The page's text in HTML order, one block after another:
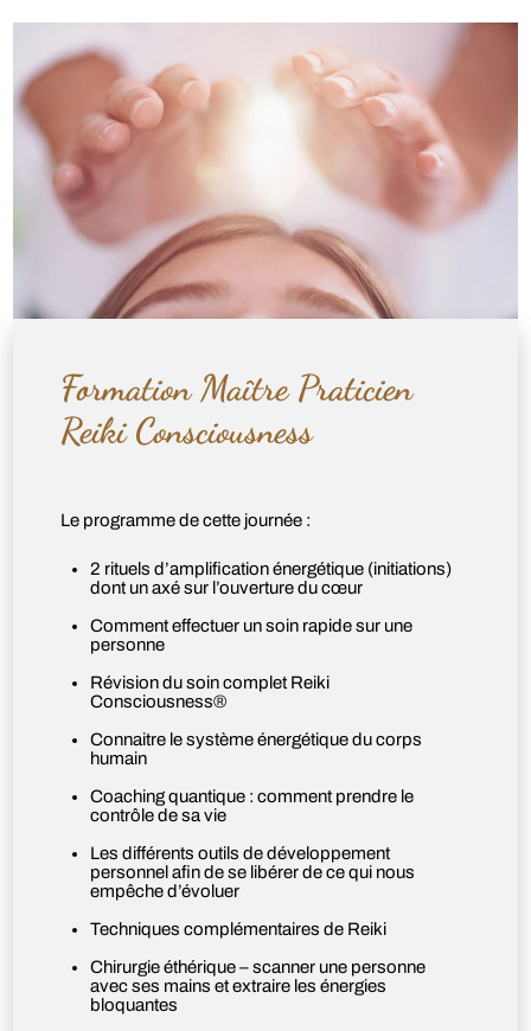
Formation Maître Praticien
Reiki Consciousness
Le programme de cette journée :
2 rituels d’amplification énergétique (initiations)
dont un axé sur l’ouverture du cœur
Comment effectuer un soin rapide sur une
personne
Révision du soin complet Reiki
Consciousness®
Connaitre le système énergétique du corps
humain
Coaching quantique : comment prendre le
contrôle de sa vie
Les différents outils de développement
personnel afin de se libérer de ce qui nous
empêche d’évoluer
Techniques complémentaires de Reiki
Chirurgie éthérique – scanner une personne
avec ses mains et extraire les énergies
bloquantes